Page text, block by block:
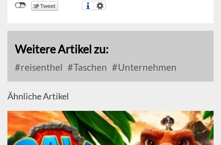
Weitere Artikel zu:
reisenthel Taschen Unternehmen
Ähnliche Artikel